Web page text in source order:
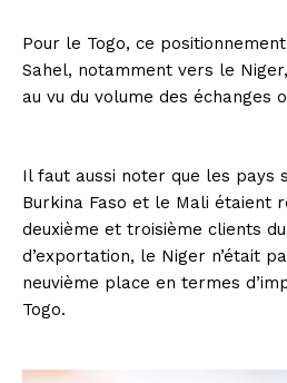
Pour le Togo, ce
Sahel, notamment vers le
au vu du volume des échanges
Il faut aussi noter que les pays
Burkina Faso et le Mali étaient
deuxième et troisième clients
d’exportation, le Niger n’était
neuvième place en termes
Togo.